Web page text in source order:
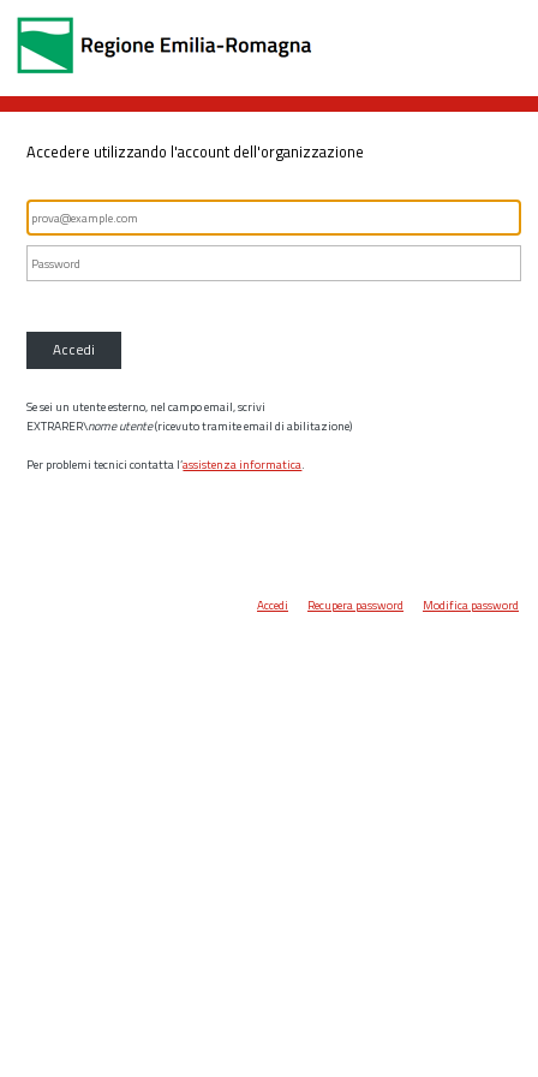
Accedere utilizzando l'account dell'organizzazione
Accedi
Se sei un utente esterno, nel campo email, scrivi
EXTRARER\nome utente(ricevuto tramite email di abilitazione)
Per problemi tecnici contatta l’assistenza informatica.
Accedi Recupera password Modifica password